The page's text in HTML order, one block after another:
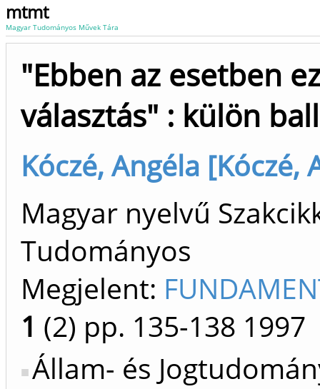
mtmt
Magyar Tudományos Művek Tára
"Ebben az esetben
választás" : külön
Kóczé, Angéla [Kóczé,
Magyar nyelvű
Tudományos
Megjelent:
1 (2) pp. 135-138 1997
Állam- és